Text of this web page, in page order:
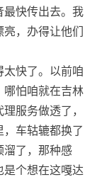
最快传出去。我
，办得让他们
太快了。以前咱
哪怕咱就在吉林
服务做透了，
车轱辘都换了
溜了，那种感
是个想在这嘎达